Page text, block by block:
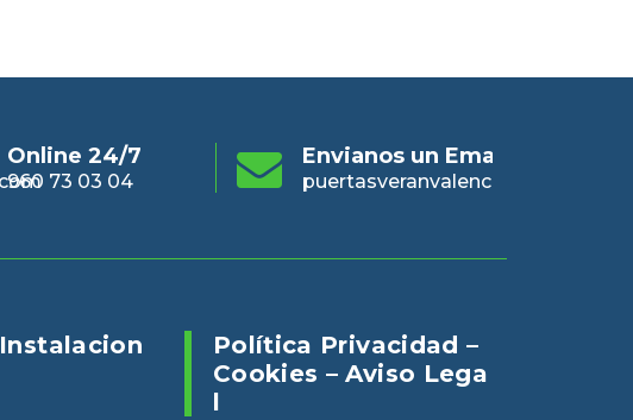
Envianos un Email
puertasveranvalencia@gmail.com
Online 24/7
960 73 03 04
Política Privacidad –
Cookies – Aviso Lega
L